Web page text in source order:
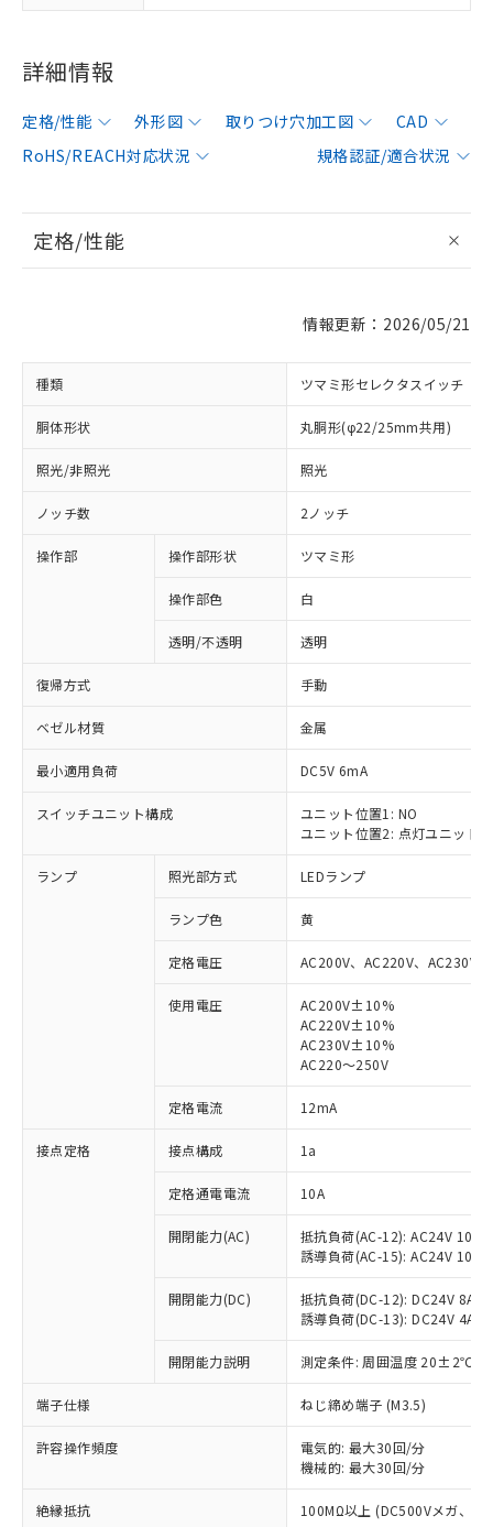
詳細情報
定格/性能 外形図 取りつけ穴加工図
CAD
RoHS/REACH対応状況
規格認証/適合状況
定格/性能
情報更新：2026/05/21
種類 ツマミ形セレクタスイッチ
胴体形状 丸胴形(φ22/25mm共用)
照光/非照光 照光
ノッチ数 2ノッチ
操作部 操作部形状 ツマミ形
操作部色 白
透明/不透明 透明
復帰方式 手動
ベゼル材質 金属
最小適用負荷 DC5V 6mA
スイッチユニット構成
ユニット位置1: NO
ユニット位置2: 点灯ユニット
ランプ 照光部方式 LEDランプ
ランプ色 黄
定格電圧 AC200V、AC220V、AC230V
使用電圧
AC200V±10%
AC220V±10%
AC230V±10%
AC220～250V
定格電流 12mA
接点定格 接点構成 1a
定格通電電流 10A
開閉能力(AC)
抵抗負荷(AC-12): AC24V 10A/
誘導負荷(AC-15): AC24V
開閉能力(DC)
抵抗負荷(DC-12): DC24V 8A/
誘導負荷(DC-13): DC24V 4A/
開閉能力説明 測定条件: 周囲温度 20±2℃、
端子仕様 ねじ締め端子 (M3.5)
許容操作頻度
電気的: 最大30回/分
機械的: 最大30回/分
絶縁抵抗 100MΩ以上 (DC500Vメガ、点
ご利用条件
以下の条件をお読みいただき、同意のうえ
ご利用ください。
商品の当社在庫状況および標準価格
(税抜)を提供させていただくもので
当社制御機器事業取扱商品の中には、
本サービスの対象外となる商品もある
ことをご了承ください。
在庫状況および標準価格照会結果は、
記載している更新日時点での社内デー
タに基づき作成されるものであり、閲
覧された時点での実際の在庫および標
対応済み：EU RoHS指令（10物質）の
非含有に対応した製品が提供可能な商品で
対応予定：EU RoHS指令（10物質）の非含
有に対応した製品に切り替える予定のある
対応予定なし：EU RoHS指令（10物質）の
非含有に非対応の商品で、対応品を出す予
調査・確認中：EU RoHS指令（10物質）の
非含有の対応状況を調査中または確認中の
非該当品：ライセンス料など無形物で、有
害物質有無と関係のない商品です。
仕入先様の事情により、非含有部品として
いたものが、含有品と判明した場合などや
むを得ず変更することがあります。
ミウム(Cd) 100ppm以下、
※1 中国RoHS○×表
「○」：最大均質材料含有率が中国RoHSの
基準値以下であることを示します。
「×」：最大均質材料含有率が中国RoHSの
基準値を超えていることを示します。
「－」：未確認です。当社販売部門へお問
い合わせください。
*中国RoHS10物質の基準値 (GB/T26572)：
Pb(鉛) :1000ppm、 Hg(水銀) : 1000ppm、 Cd(カドミウ
当社は、これら貴社製品のうち、外国
為替および外国貿易法に定める商品
（以下｢規制貨物等」という）を輸出
または国外への提供する場合は、日本
国政府の輸出許可(または役務取引許